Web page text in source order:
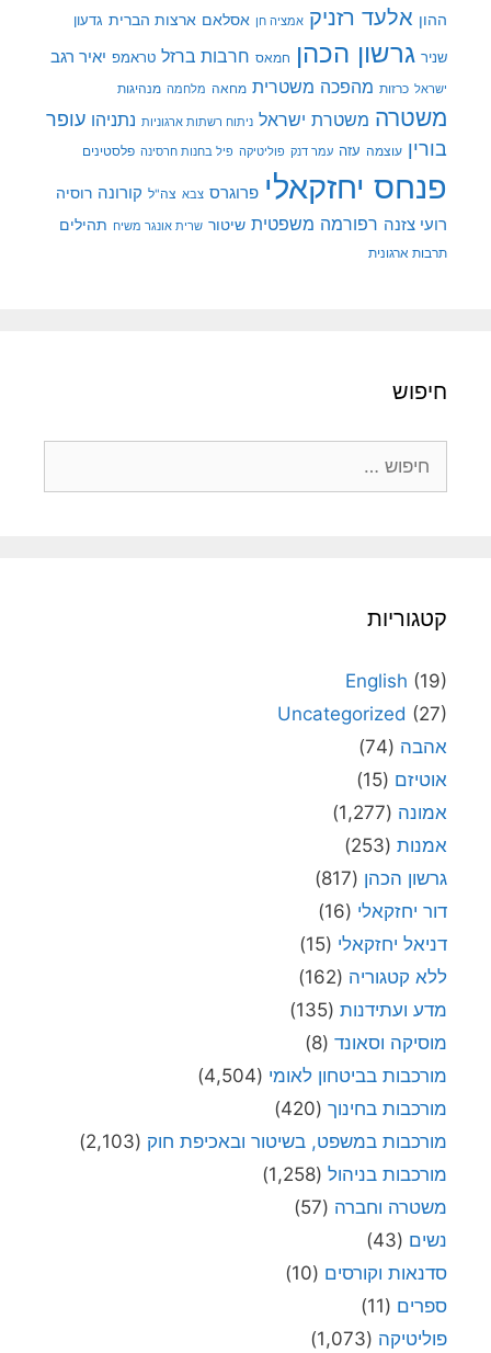
ההון אלעד רזניק אמציה חן אסלאם ארצות הברית גדעון
שניר גרשון הכהן חמאס חרבות ברזל טראמפ יאיר רגב
ישראל כרזות מהפכה משטרית מחאה מלחמה מנהיגות
משטרה משטרת ישראל ניתוח רשתות ארגוניות נתניהו עופר
בורין עוצמה עזה עמר דנק פוליטיקה פיל בחנות חרסינה פלסטינים
פנחס יחזקאלי פרוגרס צבא צה"ל קורונה רוסיה
רועי צזנה רפורמה משפטית שיטור שרית אונגר משיח תהילים
תרבות ארגונית
חיפוש
קטגוריות
English (19)
Uncategorized (27)
אהבה (74)
אוטיזם (15)
אמונה (1,277)
אמנות (253)
גרשון הכהן (817)
דור יחזקאלי (16)
דניאל יחזקאלי (15)
ללא קטגוריה (162)
מדע ועתידנות (135)
מוסיקה וסאונד (8)
מורכבות בביטחון לאומי (4,504)
מורכבות בחינוך (420)
מורכבות במשפט, בשיטור ובאכיפת חוק (2,103)
מורכבות בניהול (1,258)
משטרה וחברה (57)
נשים (43)
סדנאות וקורסים (10)
ספרים (11)
פוליטיקה (1,073)